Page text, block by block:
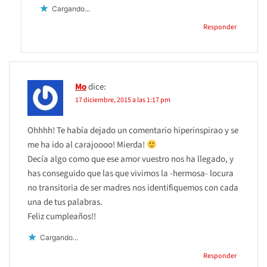
Cargando...
Responder
Modice:
17 diciembre, 2015 a las 1:17 pm
Ohhhh! Te había dejado un comentario hiperinspirao y se
me ha ido al carajoooo! Mierda!
Decía algo como que ese amor vuestro nos ha llegado, y
has conseguido que las que vivimos la -hermosa- locura
no transitoria de ser madres nos identifiquemos con cada
una de tus palabras.
Feliz cumpleaños!!
Cargando...
Responder